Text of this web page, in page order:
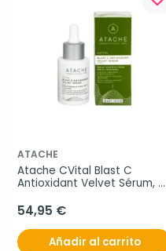
ATACHE
Atache CVital Blast C
Antioxidant Velvet Sérum,
54,95 €
Añadir al carrito